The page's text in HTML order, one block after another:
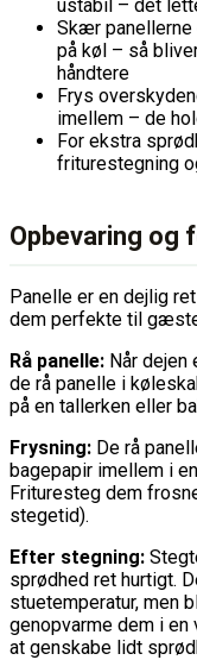
ustabil – det
Skær
på køl – så
håndtere
Frys
imellem – de
For ekstra
friturestegning
Opbevaring og
Panelle er en dejlig
dem perfekte til
Rå panelle: Når dejen
de rå panelle i
på en tallerken eller
Frysning: De rå
bagepapir imellem i
Frituresteg dem
stegetid).
Efter stegning:
sprødhed ret hurtigt.
stuetemperatur, men
genopvarme dem i en
at genskabe lidt